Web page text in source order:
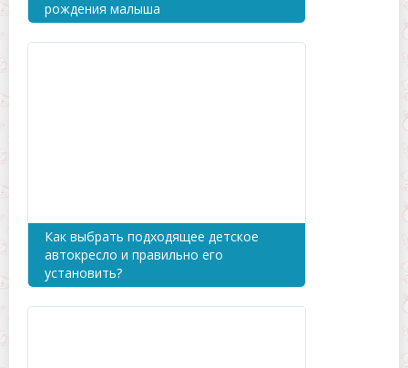
рождения малыша
Как выбрать подходящее детское
автокресло и правильно его
установить?